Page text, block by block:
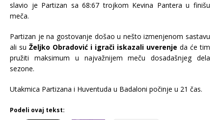
slavio je Partizan sa 68:67 trojkom Kevina Pantera u finišu
meča.
Partizan je na gostovanje došao u nešto izmenjenom sastavu
ali su Željko Obradović i igrači iskazali uverenje da će tim
pružiti maksimum u najvažnijem meču dosadašnjeg dela
sezone.
Utakmica Partizana i Huventuda u Badaloni počinje u 21 čas.
Podeli ovaj tekst: